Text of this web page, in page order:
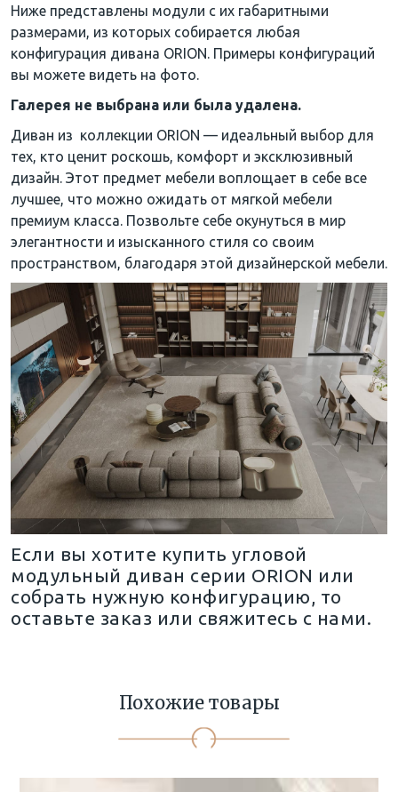
Ниже представлены модули с их габаритными
размерами, из которых собирается любая
конфигурация дивана ORION. Примеры конфигураций
вы можете видеть на фото.
Галерея не выбрана или была удалена.
Диван из коллекции ORION — идеальный выбор для
тех, кто ценит роскошь, комфорт и эксклюзивный
дизайн. Этот предмет мебели воплощает в себе все
лучшее, что можно ожидать от мягкой мебели
премиум класса. Позвольте себе окунуться в мир
элегантности и изысканного стиля со своим
пространством, благодаря этой дизайнерской мебели.
Если вы хотите купить угловой
модульный диван серии ORION или
собрать нужную конфигурацию, то
оставьте заказ или свяжитесь с нами.
Похожие товары